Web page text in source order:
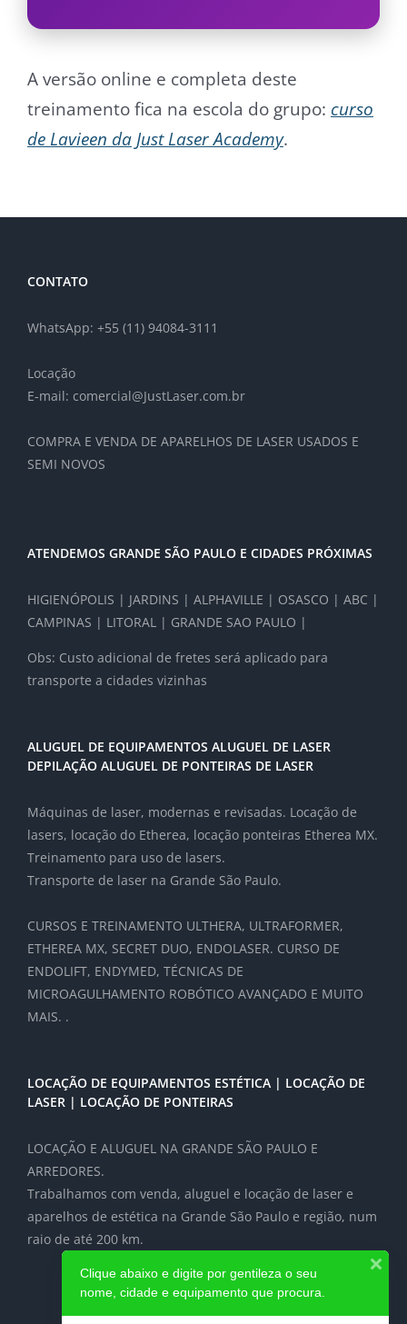
A versão online e completa deste
treinamento fica na escola do grupo: curso
de Lavieen da Just Laser Academy.
CONTATO
WhatsApp: +55 (11) 94084-3111
Locação
E-mail: comercial@JustLaser.com.br
COMPRA E VENDA DE APARELHOS DE LASER USADOS E
SEMI NOVOS
ATENDEMOS GRANDE SÃO PAULO E CIDADES PRÓXIMAS
HIGIENÓPOLIS | JARDINS | ALPHAVILLE | OSASCO | ABC |
CAMPINAS | LITORAL | GRANDE SAO PAULO |
Obs: Custo adicional de fretes será aplicado para
transporte a cidades vizinhas
ALUGUEL DE EQUIPAMENTOS ALUGUEL DE LASER
DEPILAÇÃO ALUGUEL DE PONTEIRAS DE LASER
Máquinas de laser, modernas e revisadas. Locação de
lasers, locação do Etherea, locação ponteiras Etherea MX.
Treinamento para uso de lasers.
Transporte de laser na Grande São Paulo.
CURSOS E TREINAMENTO ULTHERA, ULTRAFORMER,
ETHEREA MX, SECRET DUO, ENDOLASER. CURSO DE
ENDOLIFT, ENDYMED, TÉCNICAS DE
MICROAGULHAMENTO ROBÓTICO AVANÇADO E MUITO
MAIS. .
LOCAÇÃO DE EQUIPAMENTOS ESTÉTICA | LOCAÇÃO DE
LASER | LOCAÇÃO DE PONTEIRAS
LOCAÇÃO E ALUGUEL NA GRANDE SÃO PAULO E
ARREDORES.
Trabalhamos com venda, aluguel e locação de laser e
aparelhos de estética na Grande São Paulo e região, num
raio de até 200 km.
Clique abaixo e digite por gentileza o seu
nome, cidade e equipamento que procura.